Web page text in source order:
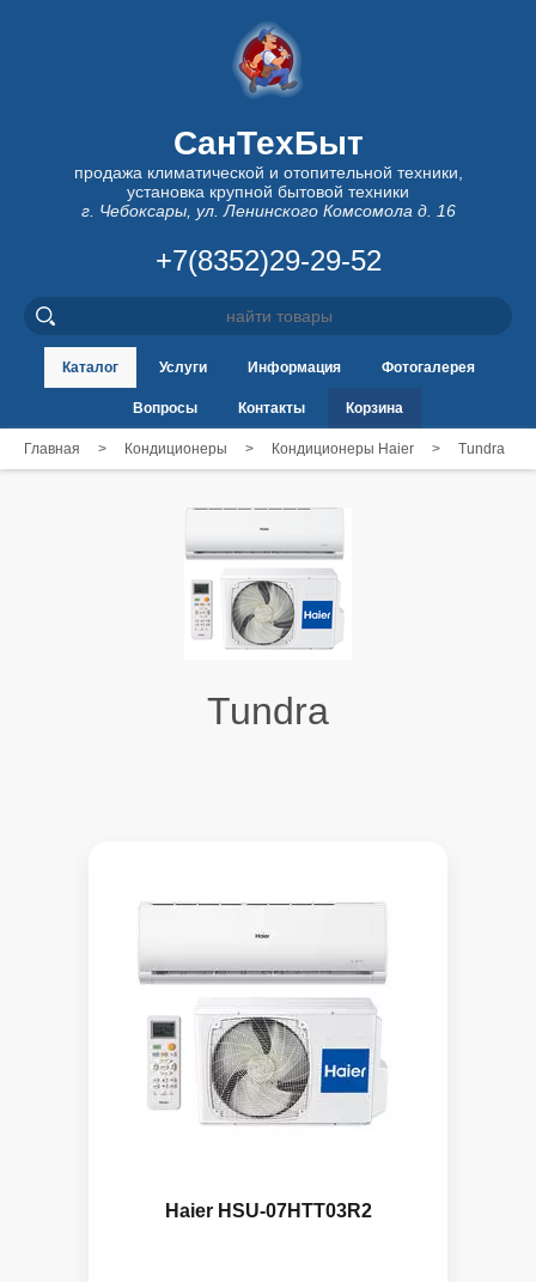
СанТехБыт
продажа климатической и отопительной техники,
установка крупной бытовой техники
г. Чебоксары, ул. Ленинского Комсомола д. 16
+7(8352)29-29-52
Каталог Услуги Информация Фотогалерея
Вопросы Контакты Корзина
Главная > Кондиционеры > Кондиционеры Haier > Tundra
Tundra
Haier HSU-07HTT03R2